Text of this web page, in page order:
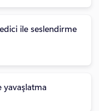
ile seslendirme
yavaşlatma